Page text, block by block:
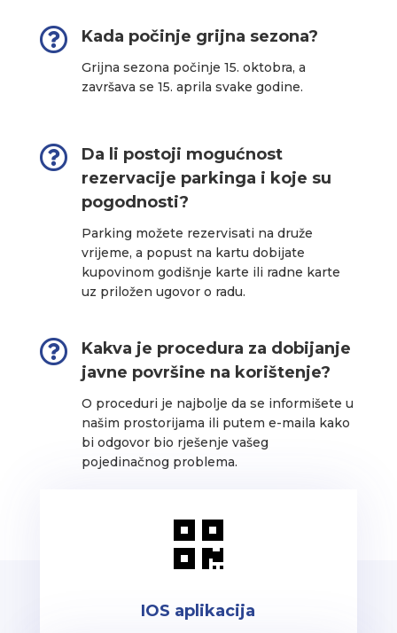
 Kada počinje grijna sezona?
Grijna sezona počinje 15. oktobra, a
završava se 15. aprila svake godine.

Da li postoji mogućnost
rezervacije parkinga i koje su
pogodnosti?
Parking možete rezervisati na druže
vrijeme, a popust na kartu dobijate
kupovinom godišnje karte ili radne karte
uz priložen ugovor o radu.

Kakva je procedura za dobijanje
javne površine na korištenje?
O proceduri je najbolje da se informišete u
našim prostorijama ili putem e-maila kako
bi odgovor bio rješenje vašeg
pojedinačnog problema.

IOS aplikacija